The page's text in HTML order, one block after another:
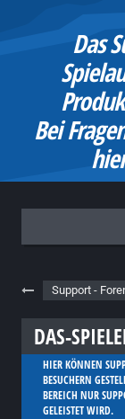
Das
Bei
Support -
DAS-
HIER KÖNNEN
BESUCHERN
BEREICH NUR
GELEISTET WIRD.